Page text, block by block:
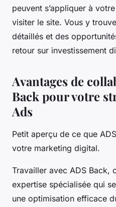
peuvent s’appliquer à
visiter le site. Vous y
détaillés et des
retour sur investissement
Avantages de
Back pour votre
Ads
Petit aperçu de ce que
votre marketing digital.
Travailler avec ADS Back,
expertise spécialisée qui
une optimisation efficace